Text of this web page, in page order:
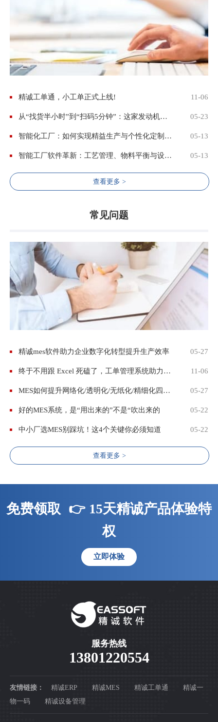
精诚工单通，小工单正式上线! 11-06
从“找货半小时”到“扫码5分钟”：这家发动机大厂用精诚WMS打了场仓储效率翻身仗 05-23
智能化工厂：如何实现精益生产与个性化定制的完美融合？ 05-13
智能工厂软件革新：工艺管理、物料平衡与设备维护的数字化转型 05-13
查看更多 >
常见问题
精诚mes软件助力企业数字化转型提升生产效率 05-27
终于不用跟 Excel 死磕了，工单管理系统助力企业轻松管生产！ 11-06
MES如何提升网络化/透明化/无纸化/精细化四大能力 05-27
好的MES系统，是“用出来的”不是“吹出来的 05-22
中小厂选MES别踩坑！这4个关键你必须知道 05-22
查看更多 >
免费领取 👉 15天精诚产品体验特
权
立即体验
服务热线
13801220554
友情链接： 精诚ERP 精诚MES 精诚工单通
精诚一
物一码
精诚设备管理